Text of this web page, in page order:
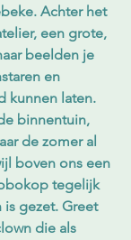
Achter het
een grote,
beelden je
en
kunnen laten.
binnentuin,
de zomer al
boven ons een
tegelijk
is gezet. Greet
die als